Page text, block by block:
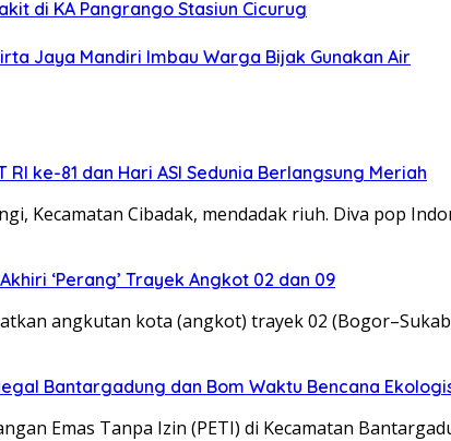
di KA Pangrango Stasiun Cicurug
Jaya Mandiri Imbau Warga Bijak Gunakan Air
ke-81 dan Hari ASI Sedunia Berlangsung Meriah
Kecamatan Cibadak, mendadak riuh. Diva pop
‘Perang’ Trayek Angkot 02 dan 09
angkutan kota (angkot) trayek 02
Bantargadung dan Bom Waktu Bencana
Emas Tanpa Izin (PETI) di Kecamatan